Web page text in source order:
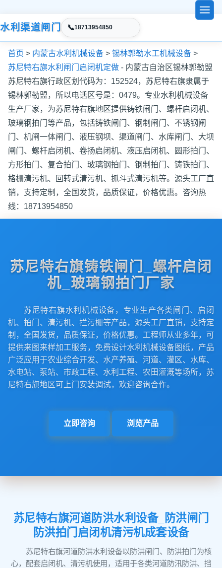
水利渠道闸门 📞18713954850
首页 > 内蒙古水利机械设备 > 锡林郭勒水工机械设备 >
苏尼特右旗水利闸门启闭机定做 - 内蒙古自治区锡林郭勒盟
苏尼特右旗行政区划代码为：152524，苏尼特右旗隶属于
锡林郭勒盟，所以电话区号是：0479。专业水利机械设备
生产厂家，为苏尼特右旗地区提供铸铁闸门、螺杆启闭机、
玻璃钢拍门等产品，包括铸铁闸门、钢制闸门、不锈钢闸
门、机闸一体闸门、液压钢坝、渠道闸门、水库闸门、大坝
闸门、螺杆启闭机、卷扬启闭机、液压启闭机、圆形拍门、
方形拍门、复合拍门、玻璃钢拍门、钢制拍门、铸铁拍门、
格栅清污机、回转式清污机、抓斗式清污机等。源头工厂直
销，支持定制，全国发货，品质保证，价格优惠。咨询热
线：18713954850
苏尼特右旗铸铁闸门_螺杆启闭
机_玻璃钢拍门厂家
苏尼特右旗水利机械设备，专业生产各类闸门、启闭
机、拍门、清污机、拦污栅等产品，源头工厂直销，支持定
制，全国发货，品质保证，价格优惠。工程师从业多年，可
提供来图来样加工服务，免费设计水利机械设备图纸，产品
广泛应用于农业综合开发、水产养殖、河道、灌区、水库、
水电站、泵站、市政工程、水利工程、农田灌溉等场所，苏
尼特右旗地区可上门安装调试，欢迎咨询合作。
立即咨询 浏览产品
苏尼特右旗河道防洪水利设备_防洪闸门
防洪拍门启闭机清污机成套设备
苏尼特右旗河道防洪水利设备以防洪闸门、防洪拍门为核
心，配套启闭机、清污机使用，适用于各类河道防汛防洪、挡